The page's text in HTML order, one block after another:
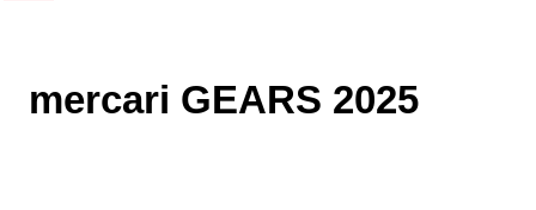
mercari GEARS 2025